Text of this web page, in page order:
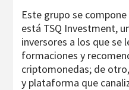
Este grupo se
está TSQ Investment,
inversores a los que se
formaciones y
criptomonedas; de
y plataforma que